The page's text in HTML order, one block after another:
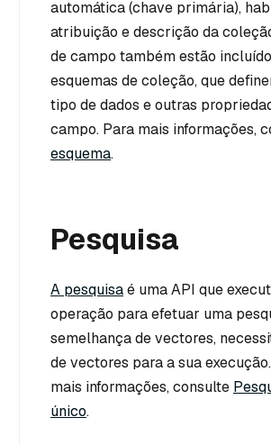
automática (chave primária),
atribuição e descrição da
de campo também estão
esquemas de coleção, que
tipo de dados e outras
campo. Para mais informações,
esquema.
Pesquisa
A pesquisaé uma API que
operação para efetuar uma
semelhança de vectores,
de vectores para a sua
mais informações, consulte
único.